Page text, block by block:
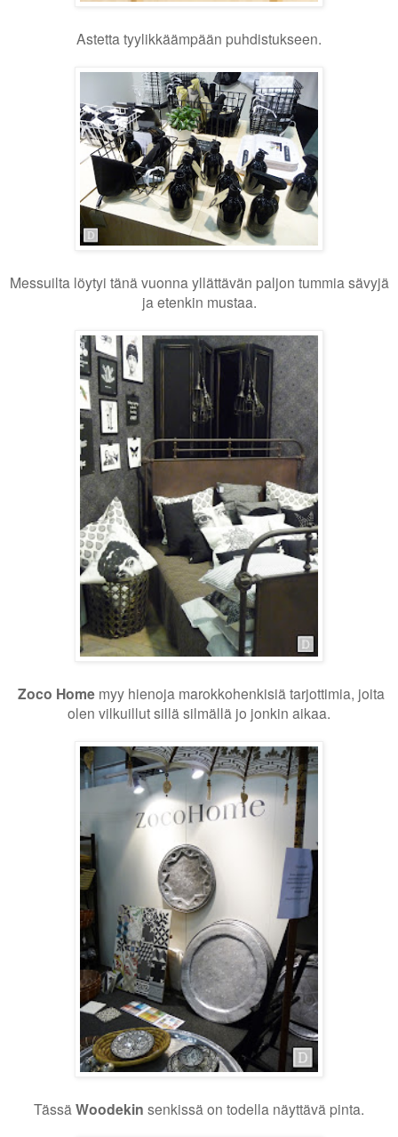
Astetta tyylikkäämpään puhdistukseen.
Messuilta löytyi tänä vuonna yllättävän paljon tummia sävyjä
ja etenkin mustaa.
Zoco Homemyy hienoja marokkohenkisiä tarjottimia, joita
olen vilkuillut sillä silmällä jo jonkin aikaa.
Tässä Woodekin senkissä on todella näyttävä pinta.